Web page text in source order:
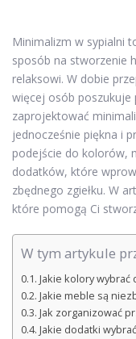
Minimalizm w sypialni
sposób na stworzenie
relaksowi. W dobie
więcej osób poszukuje
zaprojektować
jednocześnie piękna i
podejście do kolorów,
dodatków, które
zbędnego zgiełku. W
które pomogą Ci
W tym artykule
Jakie kolory wybrać
Jakie meble są
Jak zorganizować
Jakie dodatki